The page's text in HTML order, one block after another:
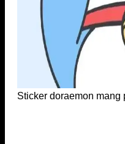
Sticker doraemon